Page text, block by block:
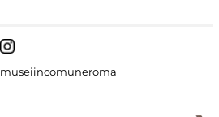
museiincomuneroma